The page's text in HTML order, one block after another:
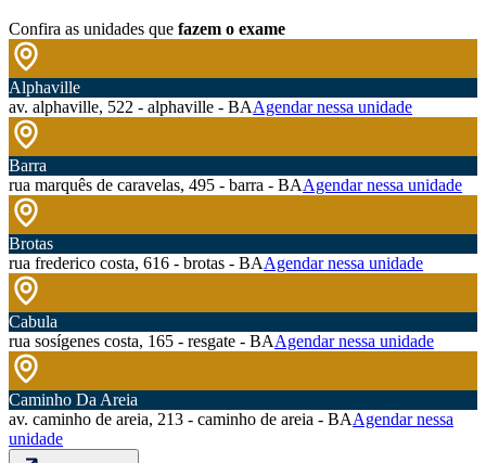
Confira as unidades que fazem o exame
Alphaville
av. alphaville, 522 - alphaville - BAAgendar nessa unidade
Barra
rua marquês de caravelas, 495 - barra - BAAgendar nessa unidade
Brotas
rua frederico costa, 616 - brotas - BAAgendar nessa unidade
Cabula
rua sosígenes costa, 165 - resgate - BAAgendar nessa unidade
Caminho Da Areia
av. caminho de areia, 213 - caminho de areia - BAAgendar nessa
unidade